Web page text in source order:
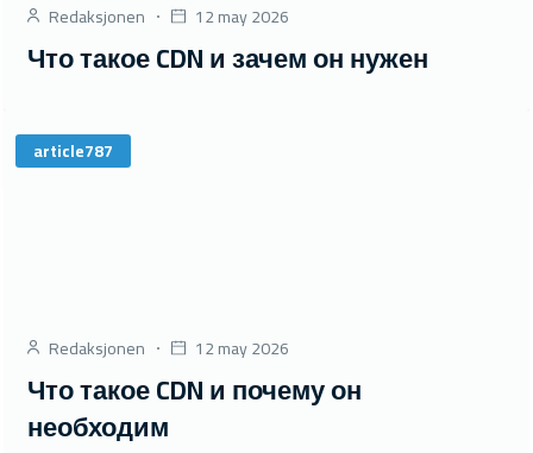
Redaksjonen 12 may 2026
Что такое CDN и зачем он нужен
article787
Redaksjonen 12 may 2026
Что такое CDN и почему он
необходим